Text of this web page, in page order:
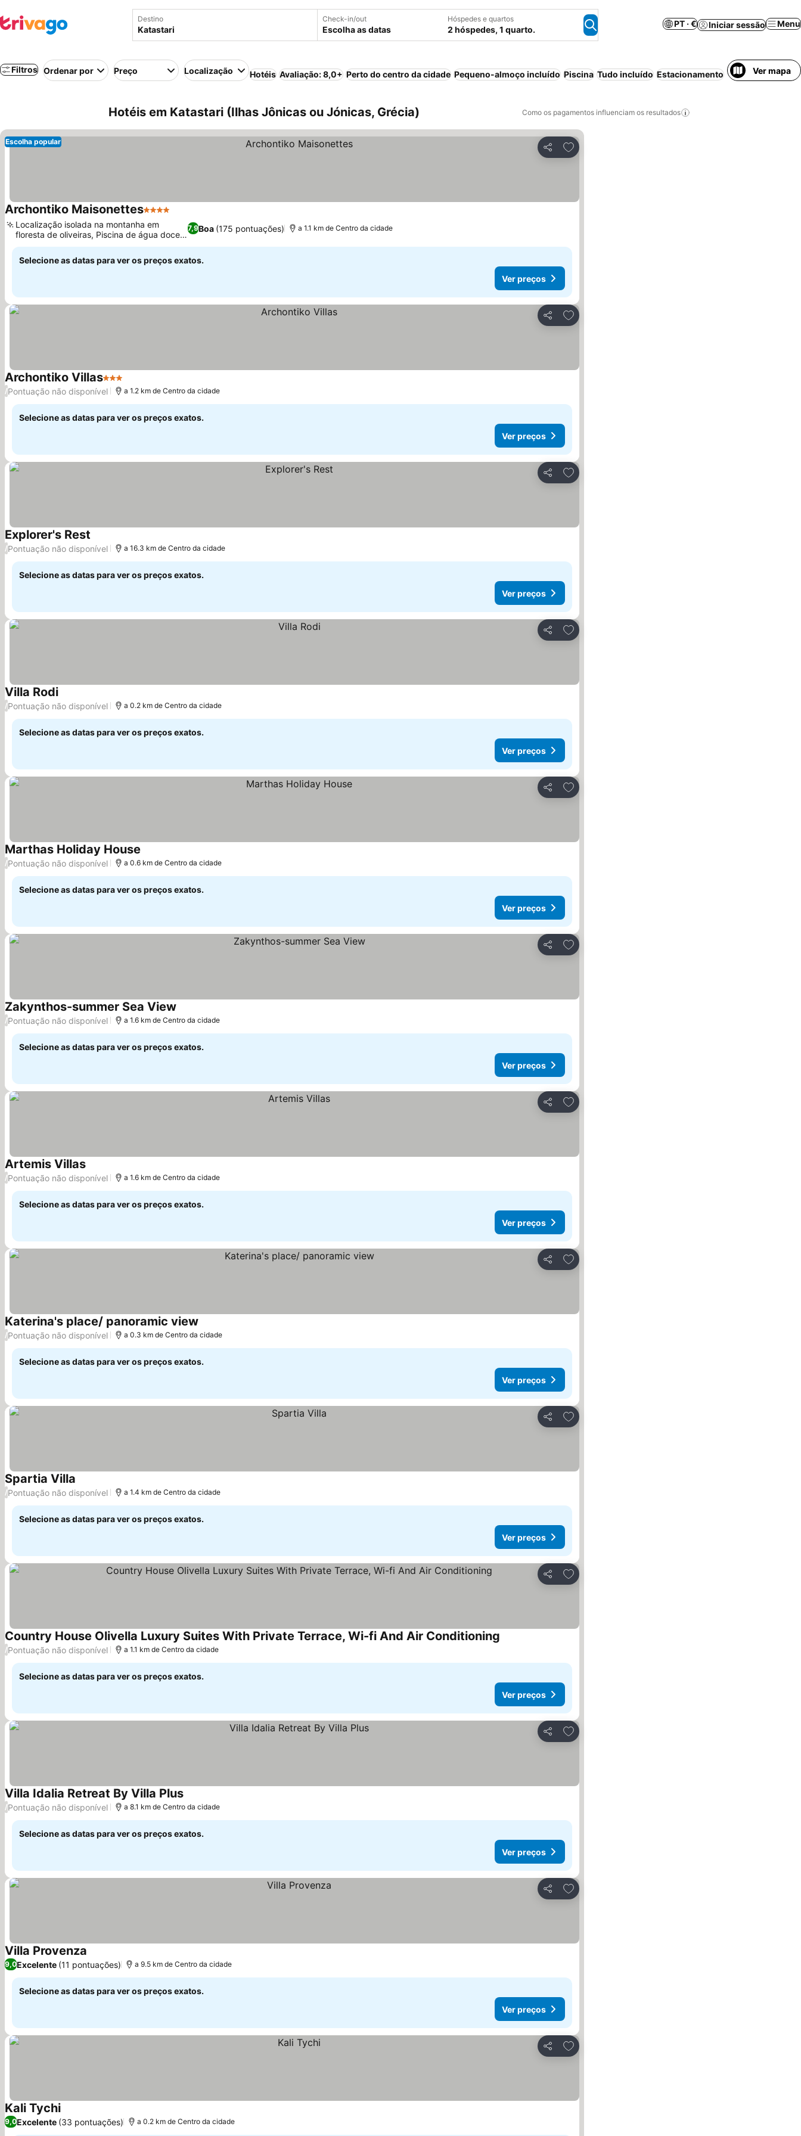
Destino Check-in/out
Escolha as datas
Hóspedes e quartos
2 hóspedes, 1 quarto.
PT · € Iniciar sessão Menu
Filtros Ordenar por Preço Localização Hotéis Avaliação: 8,0+ Perto do centro da cidade Pequeno-almoço incluído Piscina Tudo incluído Estacionamento Praia Meia-
Ver mapa
Hotéis em Katastari (Ilhas Jônicas ou Jónicas, Grécia) Como os pagamentos influenciam os resultados
Partilhar
Adicionar aos favoritos
Escolha popular
Archontiko Maisonettes4 Estrelas
7,9Boa (175 pontuações)
Localização isolada na montanha em
floresta de oliveiras, Piscina de água doce
com bar
a 1.1 km de Centro da cidade
Selecione as datas para ver os preços exatos.
Ver preços
Partilhar
Adicionar aos favoritos
Archontiko Villas3 Estrelas
/Pontuação não disponível a 1.2 km de Centro da cidade
Selecione as datas para ver os preços exatos.
Ver preços
Partilhar
Adicionar aos favoritos
Explorer's Rest
/Pontuação não disponível a 16.3 km de Centro da cidade
Selecione as datas para ver os preços exatos.
Ver preços
Partilhar
Adicionar aos favoritos
Villa Rodi
/Pontuação não disponível a 0.2 km de Centro da cidade
Selecione as datas para ver os preços exatos.
Ver preços
Partilhar
Adicionar aos favoritos
Marthas Holiday House
/Pontuação não disponível a 0.6 km de Centro da cidade
Selecione as datas para ver os preços exatos.
Ver preços
Partilhar
Adicionar aos favoritos
Zakynthos-summer Sea View
/Pontuação não disponível a 1.6 km de Centro da cidade
Selecione as datas para ver os preços exatos.
Ver preços
Partilhar
Adicionar aos favoritos
Artemis Villas
/Pontuação não disponível a 1.6 km de Centro da cidade
Selecione as datas para ver os preços exatos.
Ver preços
Partilhar
Adicionar aos favoritos
Katerina's place/ panoramic view
/Pontuação não disponível a 0.3 km de Centro da cidade
Selecione as datas para ver os preços exatos.
Ver preços
Partilhar
Adicionar aos favoritos
Spartia Villa
/Pontuação não disponível a 1.4 km de Centro da cidade
Selecione as datas para ver os preços exatos.
Ver preços
Partilhar
Adicionar aos favoritos
Country House Olivella Luxury Suites With Private Terrace, Wi-fi And Air Conditioning
/Pontuação não disponível a 1.1 km de Centro da cidade
Selecione as datas para ver os preços exatos.
Ver preços
Partilhar
Adicionar aos favoritos
Villa Idalia Retreat By Villa Plus
/Pontuação não disponível a 8.1 km de Centro da cidade
Selecione as datas para ver os preços exatos.
Ver preços
Partilhar
Adicionar aos favoritos
Villa Provenza
9,0Excelente (11 pontuações) a 9.5 km de Centro da cidade
Selecione as datas para ver os preços exatos.
Ver preços
Partilhar
Adicionar aos favoritos
Kali Tychi
9,0Excelente (33 pontuações) a 0.2 km de Centro da cidade